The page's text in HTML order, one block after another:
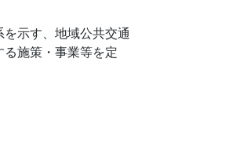
示す、地域公共交通
施策・事業等を定